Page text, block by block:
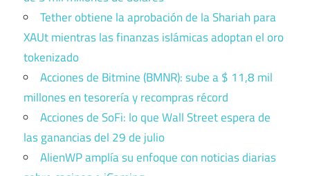
Tether obtiene la aprobación de la Shariah para
XAUt mientras las finanzas islámicas adoptan el oro
tokenizado
Acciones de Bitmine (BMNR): sube a $ 11,8 mil
millones en tesorería y recompras récord
Acciones de SoFi: lo que Wall Street espera de
las ganancias del 29 de julio
AlienWP amplía su enfoque con noticias diarias